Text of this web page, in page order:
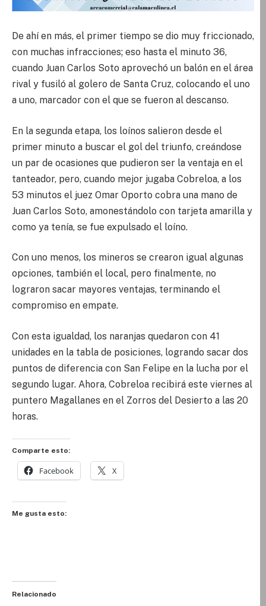
De ahí en más, el primer tiempo se dio muy friccionado,
con muchas infracciones; eso hasta el minuto 36,
cuando Juan Carlos Soto aprovechó un balón en el área
rival y fusiló al golero de Santa Cruz, colocando el uno
a uno, marcador con el que se fueron al descanso.
En la segunda etapa, los loínos salieron desde el
primer minuto a buscar el gol del triunfo, creándose
un par de ocasiones que pudieron ser la ventaja en el
tanteador, pero, cuando mejor jugaba Cobreloa, a los
53 minutos el juez Omar Oporto cobra una mano de
Juan Carlos Soto, amonestándolo con tarjeta amarilla y
como ya tenía, se fue expulsado el loíno.
Con uno menos, los mineros se crearon igual algunas
opciones, también el local, pero finalmente, no
lograron sacar mayores ventajas, terminando el
compromiso en empate.
Con esta igualdad, los naranjas quedaron con 41
unidades en la tabla de posiciones, logrando sacar dos
puntos de diferencia con San Felipe en la lucha por el
segundo lugar. Ahora, Cobreloa recibirá este viernes al
puntero Magallanes en el Zorros del Desierto a las 20
horas.
Comparte esto:
Facebook X
Me gusta esto:
Relacionado